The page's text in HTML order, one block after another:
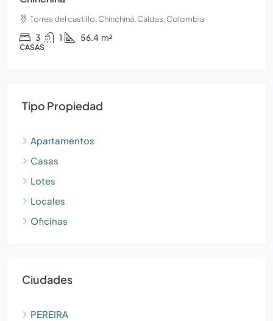
Colombia Torres del castillo, Chinchiná, Caldas,
Tipo Propiedad
Apartamentos
Casas
Lotes
Locales
Oficinas
Ciudades
PEREIRA